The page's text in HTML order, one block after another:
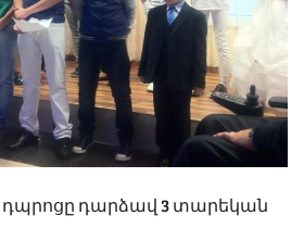
դպրոցը դարձավ 3 տարեկան